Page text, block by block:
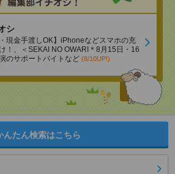
シ
・現金手渡しOK】iPhoneなどスマホの充
！、＜SEKAI NO OWARI＊8月15日・16
のサポートバイトなど (8/10UP!)
んたん検索はこちら